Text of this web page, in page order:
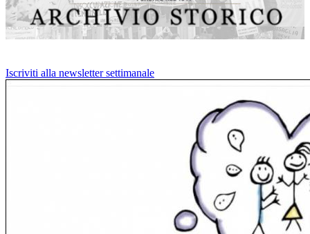
Iscriviti alla newsletter settimanale